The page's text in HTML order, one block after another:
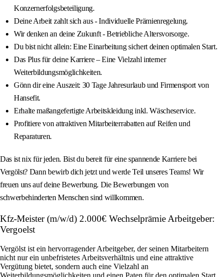
Konzernerfolgsbeteiligung.
Deine Arbeit zahlt sich aus - Individuelle Prämienregelung.
Wir denken an deine Zukunft - Betriebliche Altersvorsorge.
Du bist nicht allein: Eine Einarbeitung sichert deinen optimalen Start.
Das Plus für deine Karriere – Eine Vielzahl interner
Weiterbildungsmöglichkeiten.
Gönn dir eine Auszeit: 30 Tage Jahresurlaub und Firmensport von
Hansefit.
Erhalte maßangefertigte Arbeitskleidung inkl. Wäscheservice.
Profitiere von attraktiven Mitarbeiterrabatten auf Reifen und
Reparaturen.
Das ist nix für jeden. Bist du bereit für eine spannende Karriere bei
Vergölst? Dann bewirb dich jetzt und werde Teil unseres Teams! Wir
freuen uns auf deine Bewerbung. Die Bewerbungen von
schwerbehinderten Menschen sind willkommen.
Kfz-Meister (m/w/d) 2.000€ Wechselprämie Arbeitgeber:
Vergoelst
Vergölst ist ein hervorragender Arbeitgeber, der seinen Mitarbeitern
nicht nur ein unbefristetes Arbeitsverhältnis und eine attraktive
Vergütung bietet, sondern auch eine Vielzahl an
Weiterbildungsmöglichkeiten und einen Paten für den optimalen Start.